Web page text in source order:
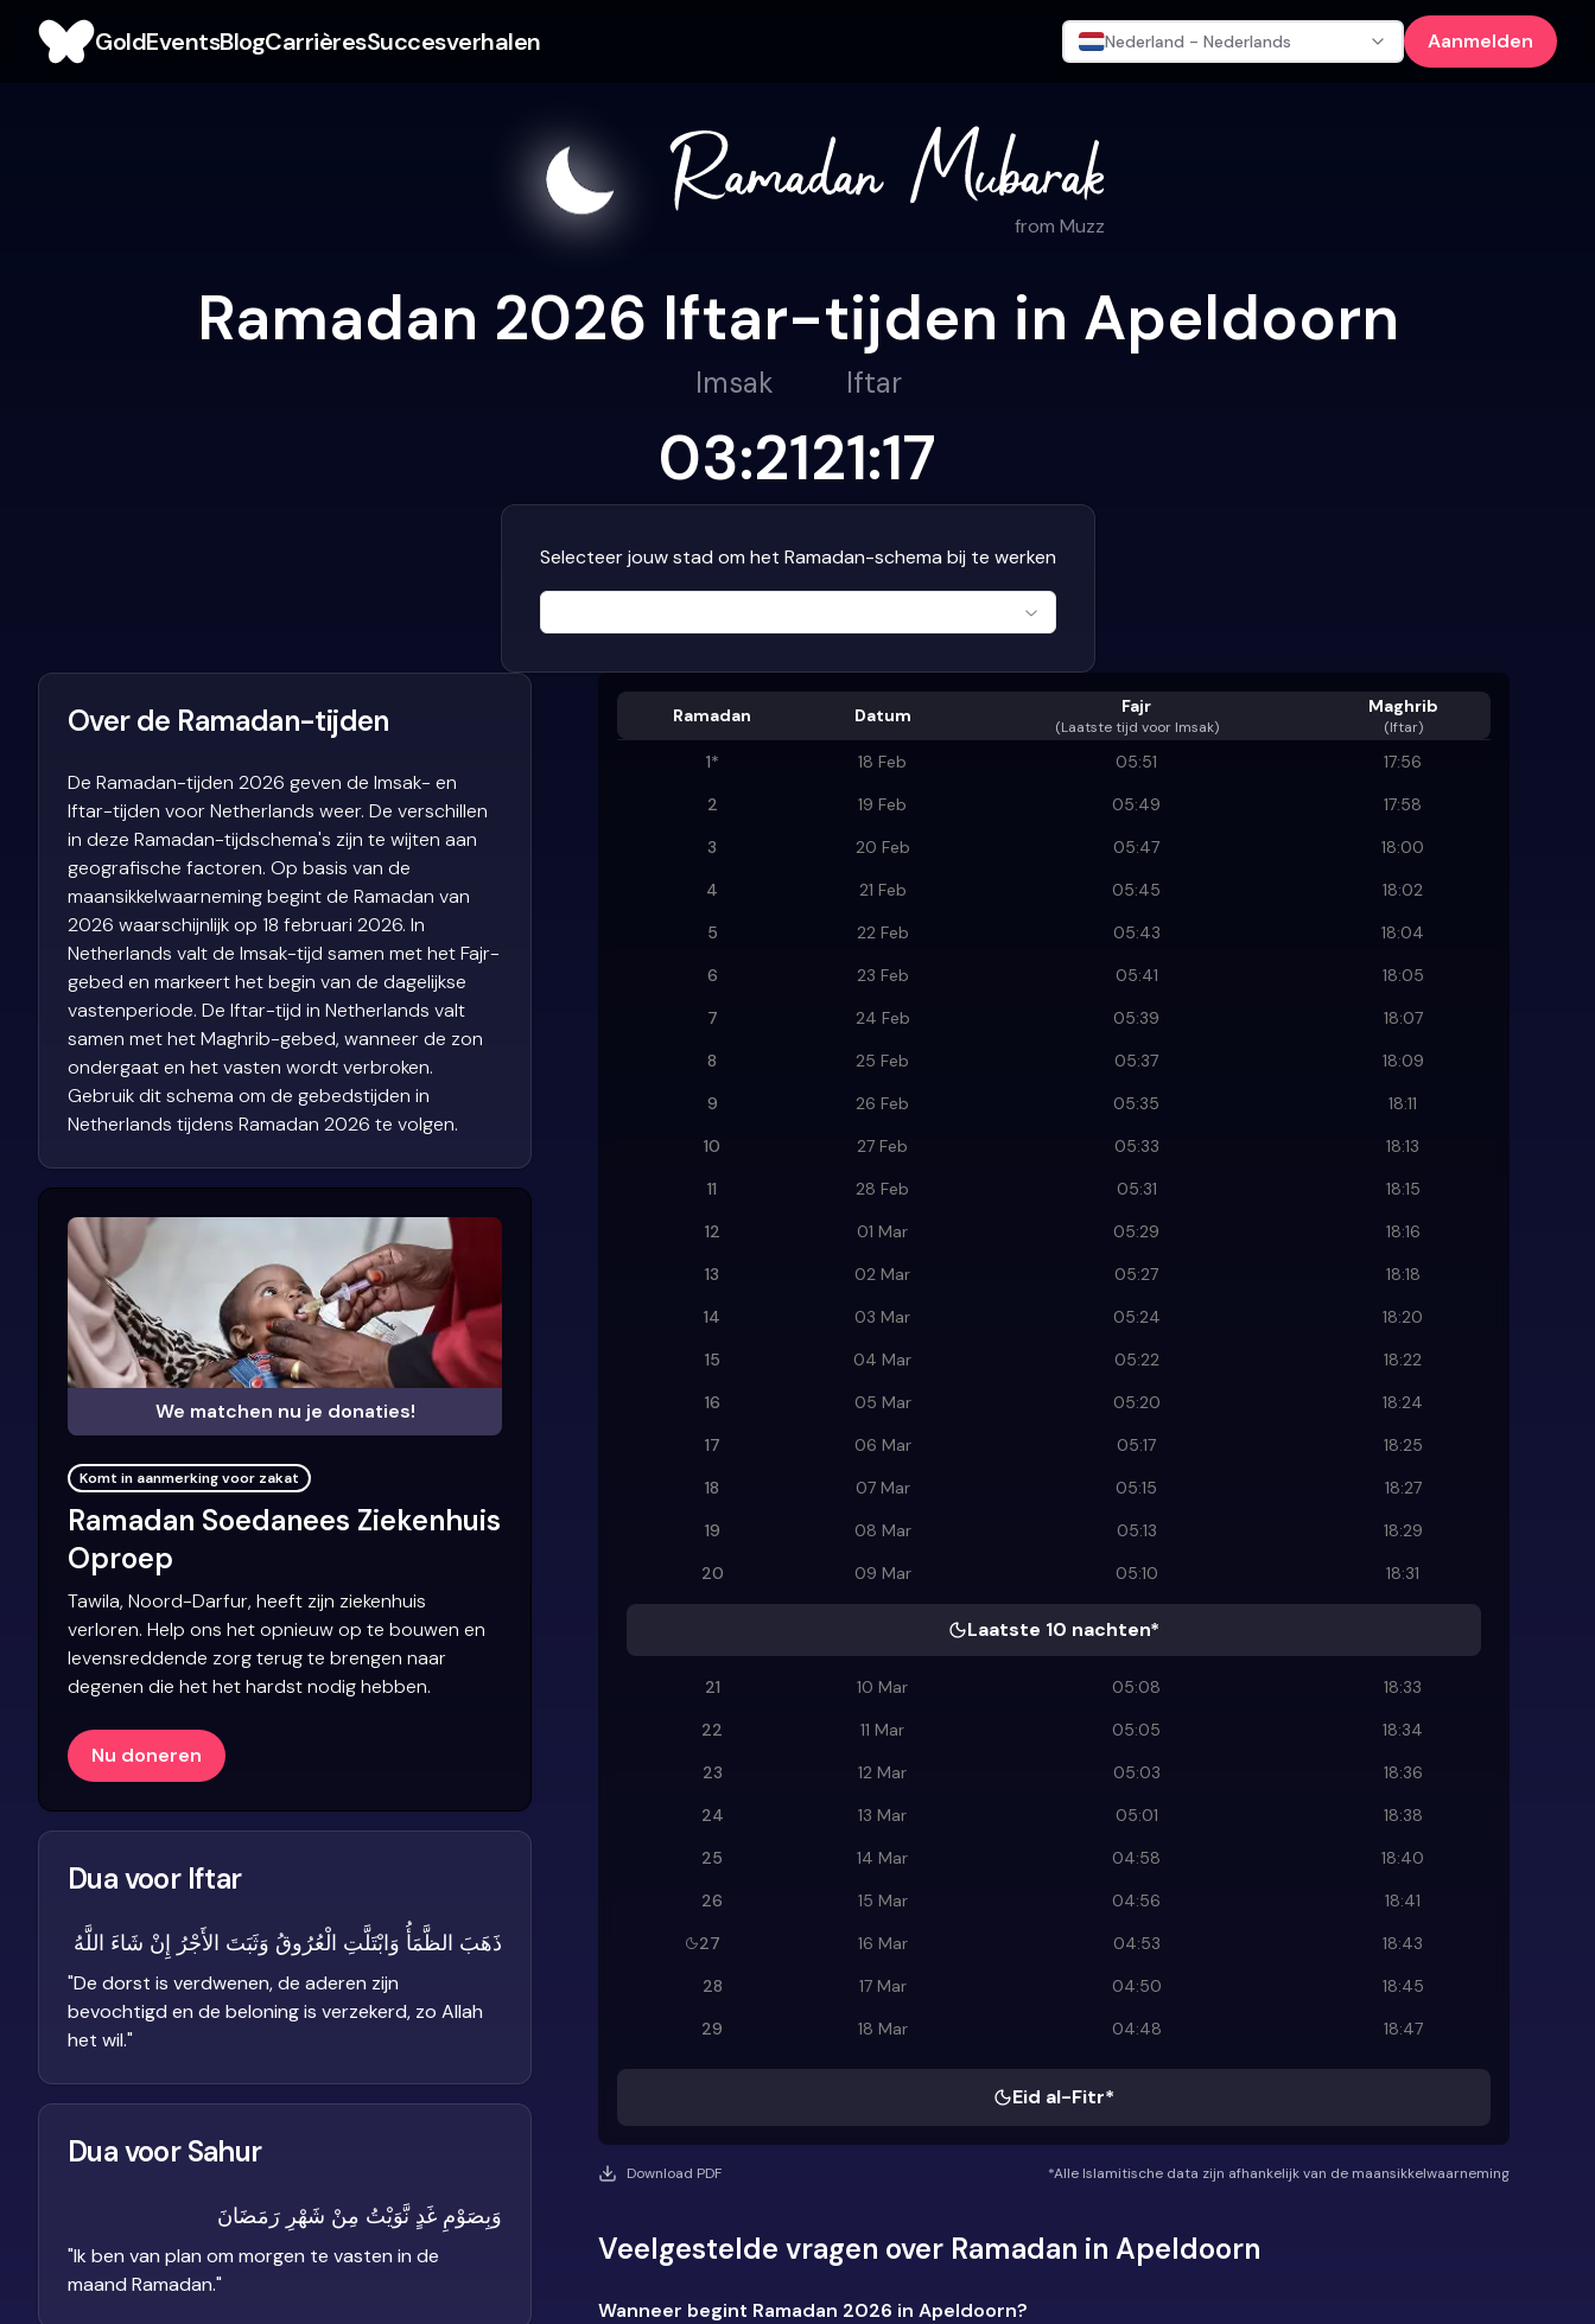
GoldEventsBlogCarrièresSuccesverhalen Nederland - Nederlands Aanmelden
from Muzz
Ramadan 2026 Iftar-tijden in Apeldoorn
Imsak
03:21
Iftar
21:17
Selecteer jouw stad om het Ramadan-schema bij te werken
Ramadan Datum Fajr
(Laatste tijd voor Imsak)
Maghrib
(Iftar)
1* 18 Feb 05:51
17:56
2
19 Feb 05:49
17:58
3
20 Feb 05:47
18:00
4
21 Feb 05:45
18:02
5
22 Feb 05:43
18:04
6
23 Feb 05:41
18:05
7
24 Feb 05:39
18:07
8
25 Feb 05:37
18:09
9
26 Feb 05:35
18:11
10
27 Feb 05:33
18:13
11
28 Feb 05:31
18:15
12
01 Mar 05:29
18:16
13
02 Mar 05:27
18:18
14
03 Mar 05:24
18:20
15
04 Mar 05:22
18:22
16
05 Mar 05:20
18:24
17
06 Mar 05:17
18:25
18
07 Mar 05:15
18:27
19
08 Mar 05:13
18:29
20
09 Mar 05:10 18:31
Laatste 10 nachten*
21 10 Mar 05:08
18:33
22
11 Mar 05:05
18:34
23
12 Mar 05:03
18:36
24
13 Mar 05:01
18:38
25
14 Mar 04:58
18:40
26
15 Mar 04:56
18:41
27
16 Mar 04:53
18:43
28
17 Mar 04:50
18:45
29
18 Mar 04:48 18:47
Eid al-Fitr*
Download PDF *Alle Islamitische data zijn afhankelijk van de maansikkelwaarneming
Veelgestelde vragen over Ramadan in Apeldoorn
Wanneer begint Ramadan 2026 in Apeldoorn?
Over de Ramadan-tijden
De Ramadan-tijden 2026 geven de Imsak- en
Iftar-tijden voor Netherlands weer. De verschillen
in deze Ramadan-tijdschema's zijn te wijten aan
geografische factoren. Op basis van de
maansikkelwaarneming begint de Ramadan van
2026 waarschijnlijk op 18 februari 2026. In
Netherlands valt de Imsak-tijd samen met het Fajr-
gebed en markeert het begin van de dagelijkse
vastenperiode. De Iftar-tijd in Netherlands valt
samen met het Maghrib-gebed, wanneer de zon
ondergaat en het vasten wordt verbroken.
Gebruik dit schema om de gebedstijden in
Netherlands tijdens Ramadan 2026 te volgen.
We matchen nu je donaties!
Komt in aanmerking voor zakat
Ramadan Soedanees Ziekenhuis
Oproep
Tawila, Noord-Darfur, heeft zijn ziekenhuis
verloren. Help ons het opnieuw op te bouwen en
levensreddende zorg terug te brengen naar
degenen die het het hardst nodig hebben.
Nu doneren
Dua voor Iftar
ذَهَبَ الظَّمَأُ وَابْتَلَّتِ الْعُرُوقُ وَثَبَتَ الأَجْرُ إِنْ شَاءَ اللَّهُ
"De dorst is verdwenen, de aderen zijn
bevochtigd en de beloning is verzekerd, zo Allah
het wil."
Dua voor Sahur
وَبِصَوْمِ غَدٍ نَّوَيْتُ مِنْ شَهْرِ رَمَضَانَ
"Ik ben van plan om morgen te vasten in de
maand Ramadan."